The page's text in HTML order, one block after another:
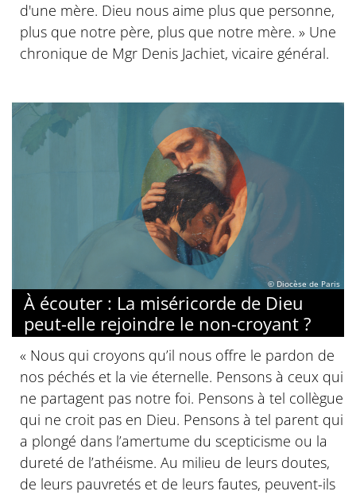
d'une mère. Dieu nous aime plus que personne,
plus que notre père, plus que notre mère. » Une
chronique de Mgr Denis Jachiet, vicaire général.
© Diocèse de Paris
À écouter : La miséricorde de Dieu
peut-elle rejoindre le non-croyant ?
« Nous qui croyons qu’il nous offre le pardon de
nos péchés et la vie éternelle. Pensons à ceux qui
ne partagent pas notre foi. Pensons à tel collègue
qui ne croit pas en Dieu. Pensons à tel parent qui
a plongé dans l’amertume du scepticisme ou la
dureté de l’athéisme. Au milieu de leurs doutes,
de leurs pauvretés et de leurs fautes, peuvent-ils